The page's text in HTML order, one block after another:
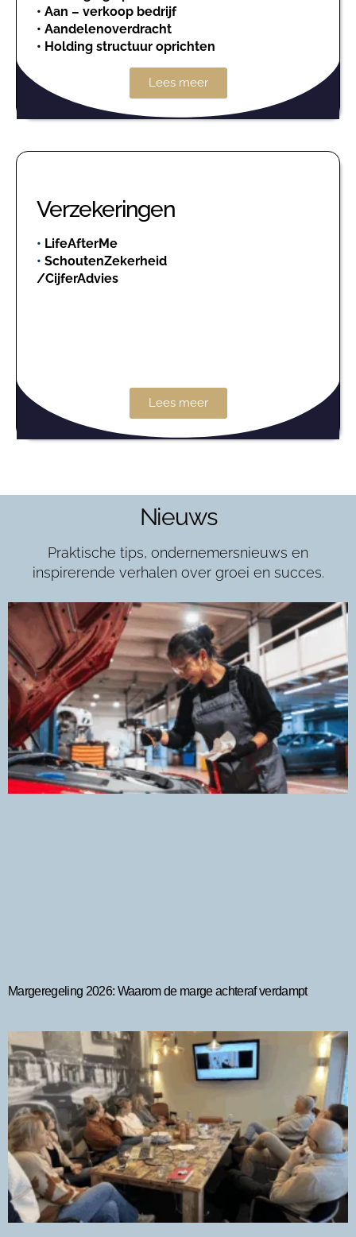
• Aan – verkoop bedrijf
• Aandelenoverdracht
• Holding structuur oprichten
Lees meer
Verzekeringen
• LifeAfterMe
• SchoutenZekerheid
/CijferAdvies
Lees meer
Nieuws
Praktische tips, ondernemersnieuws en
inspirerende verhalen over groei en succes.
Margeregeling 2026: Waarom de marge achteraf verdampt